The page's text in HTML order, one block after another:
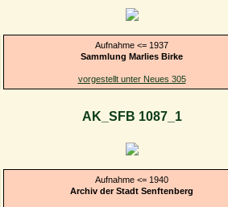
Aufnahme <= 1937
Sammlung Marlies Birke
vorgestellt unter Neues 305
AK_SFB 1087_1
Aufnahme <= 1940
Archiv der Stadt Senftenberg